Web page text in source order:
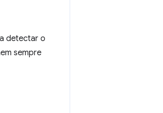
detectar o
sempre